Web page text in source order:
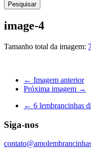
Pesquisar
image-4
Tamanho total da imagem:
← Imagem anterior
Próxima imagem →
← 6 lembrancinhas
Siga-nos